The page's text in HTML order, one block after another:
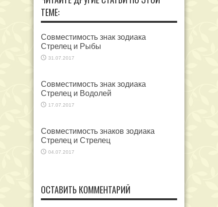
ТЕМЕ:
Совместимость знак зодиака
Стрелец и Рыбы
31.07.2017
Совместимость знак зодиака
Стрелец и Водолей
17.07.2017
Совместимость знаков зодиака
Стрелец и Стрелец
04.07.2017
ОСТАВИТЬ КОММЕНТАРИЙ